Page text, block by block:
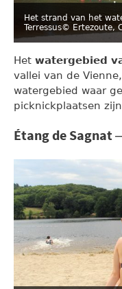
Het strand van het
Terressus© Ertezoute,
Het watergebied
vallei van de
watergebied waar
picknickplaatsen
Étang de Sagnat